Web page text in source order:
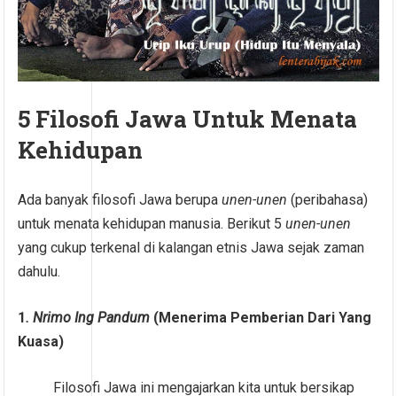
5 Filosofi Jawa Untuk Menata
Kehidupan
Ada banyak filosofi Jawa berupaunen-unen (peribahasa)
untuk menata kehidupan manusia. Berikut 5unen-unen
yang cukup terkenal di kalangan etnis Jawa sejak zaman
dahulu.
1. Nrimo Ing Pandum (Menerima Pemberian Dari Yang
Kuasa)
Filosofi Jawa ini mengajarkan kita untuk bersikap